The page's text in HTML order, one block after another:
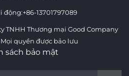
động:+86-13701797089
TNHH Thương mại Good Company
quyền được bảo lưu
sách bảo mật